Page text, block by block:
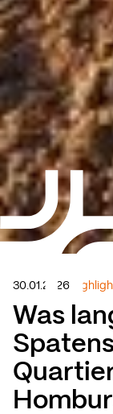
30.01.2026
Was